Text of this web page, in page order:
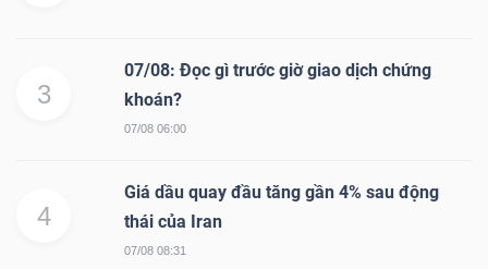
3
07/08: Đọc gì trước giờ giao dịch chứng
khoán?
07/08 06:00
4
Giá dầu quay đầu tăng gần 4% sau động
thái của Iran
07/08 08:31